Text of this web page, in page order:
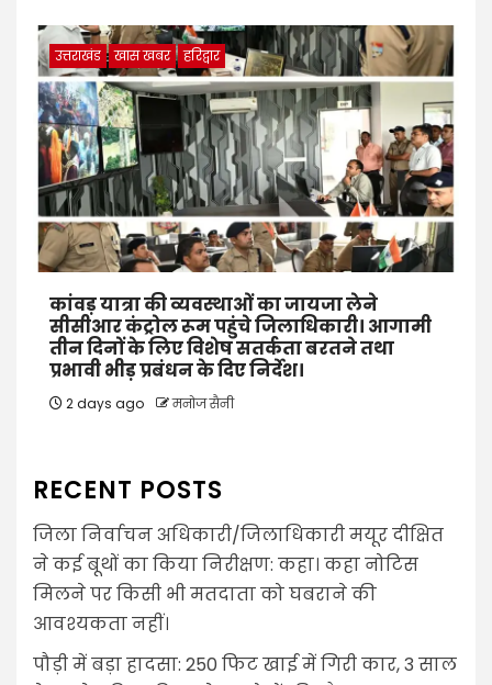
उत्तराखंड खास खबर हरिद्वार
कांवड़ यात्रा की व्यवस्थाओं का जायजा लेने
सीसीआर कंट्रोल रूम पहुंचे जिलाधिकारी। आगामी
तीन दिनों के लिए विशेष सतर्कता बरतने तथा
प्रभावी भीड़ प्रबंधन के दिए निर्देश।
2 days ago मनोज सैनी
RECENT POSTS
जिला निर्वाचन अधिकारी/जिलाधिकारी मयूर दीक्षित
ने कई बूथों का किया निरीक्षण: कहा। कहा नोटिस
मिलने पर किसी भी मतदाता को घबराने की
आवश्यकता नहीं।
पौड़ी में बड़ा हादसा: 250 फिट खाई में गिरी कार, 3 साल